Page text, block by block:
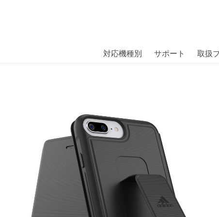
には、日本では珍しい「海外ブランド」をはじめ「ユニー
対応機種別 サポート 取扱